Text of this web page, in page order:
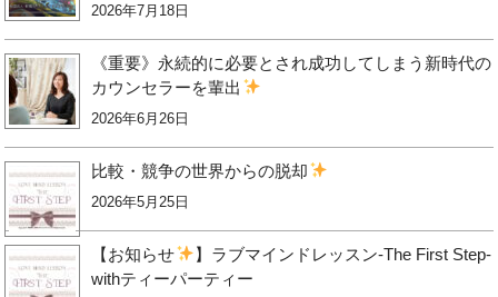
2026年7月18日
《重要》永続的に必要とされ成功してしまう新時代の
カウンセラーを輩出
2026年6月26日
比較・競争の世界からの脱却
2026年5月25日
【お知らせ
】ラブマインドレッスン-The First Step-
withティーパーティー